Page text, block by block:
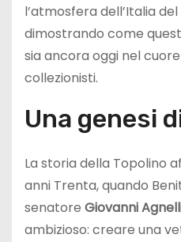
l’atmosfera dell’Italia
dimostrando come
sia ancora oggi nel
collezionisti.
Una genesi
La storia della Topolino
anni Trenta, quando
senatore Giovanni
ambizioso: creare una